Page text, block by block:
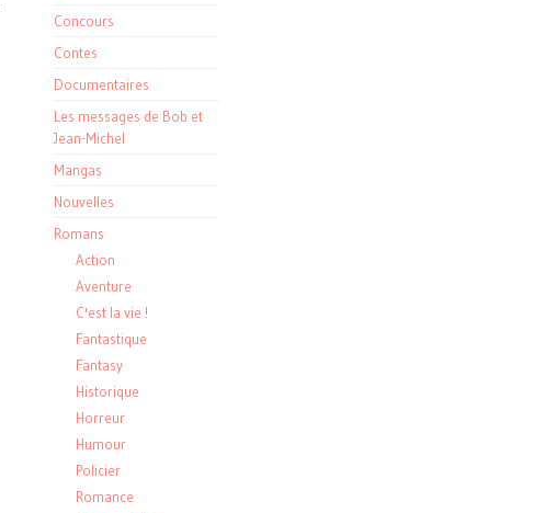
Concours
Contes
Documentaires
Les messages de Bob et
Jean-Michel
Mangas
Nouvelles
Romans
Action
Aventure
C'est la vie !
Fantastique
Fantasy
Historique
Horreur
Humour
Policier
Romance